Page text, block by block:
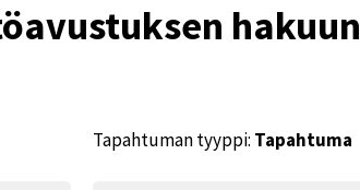
hakuun
Tapahtuman tyyppi: Tapahtuma